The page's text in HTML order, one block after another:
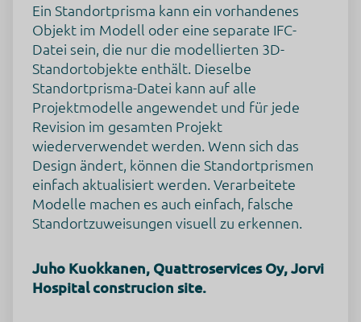
Ein Standortprisma kann ein vorhandenes
Objekt im Modell oder eine separate IFC-
Datei sein, die nur die modellierten 3D-
Standortobjekte enthält. Dieselbe
Standortprisma-Datei kann auf alle
Projektmodelle angewendet und für jede
Revision im gesamten Projekt
wiederverwendet werden. Wenn sich das
Design ändert, können die Standortprismen
einfach aktualisiert werden. Verarbeitete
Modelle machen es auch einfach, falsche
Standortzuweisungen visuell zu erkennen.
Juho Kuokkanen, Quattroservices Oy, Jorvi
Hospital construcion site.